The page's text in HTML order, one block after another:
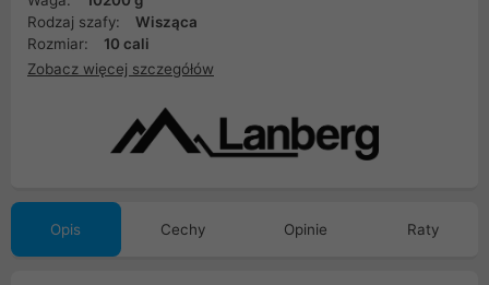
Rodzaj szafy:
Wisząca
Rozmiar:
10 cali
Zobacz więcej szczegółów
Opis Cechy Opinie Raty